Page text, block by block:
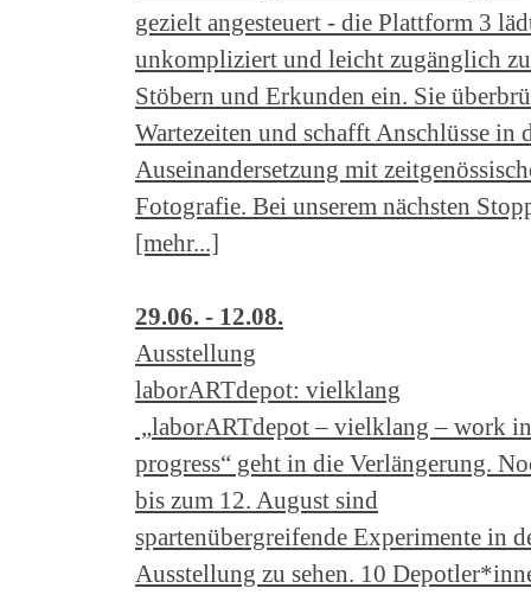
gezielt angesteuert - die Plattform 3
unkompliziert und leicht zugänglich
Stöbern und Erkunden ein. Sie
Wartezeiten und schafft Anschlüsse in
Auseinandersetzung mit
Fotografie. Bei unserem nächsten
[mehr...]
29.06. - 12.08.
Ausstellung
laborARTdepot: vielklang
„laborARTdepot – vielklang – work in
progress“ geht in die Verlängerung.
bis zum 12. August sind
spartenübergreifende Experimente in
Ausstellung zu sehen. 10